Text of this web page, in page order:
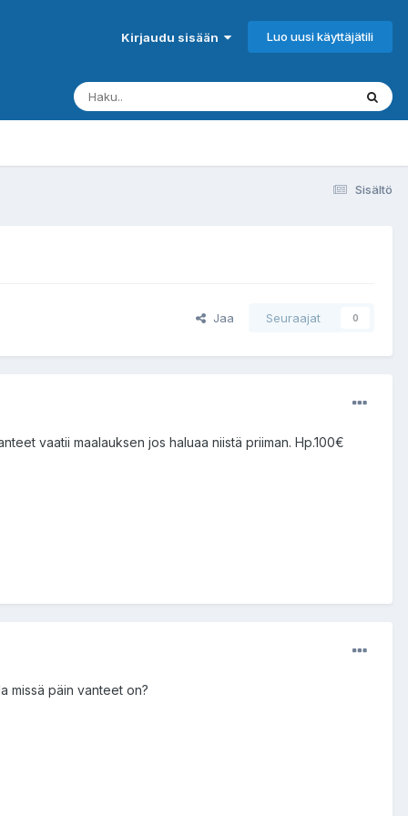
Kirjaudu sisään Luo uusi käyttäjätili
Sisältö
Jaa Seuraajat 0
vaatii maalauksen jos haluaa niistä priiman. Hp.100€
missä päin vanteet on?